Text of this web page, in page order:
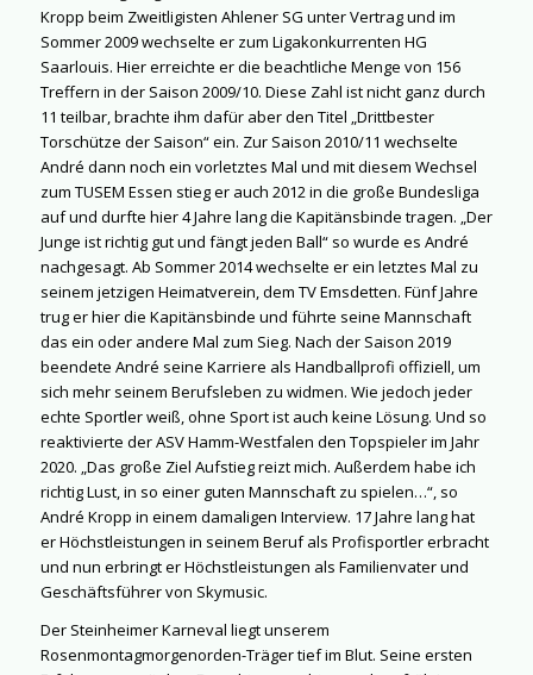
Kropp beim Zweitligisten Ahlener SG unter Vertrag und im
Sommer 2009 wechselte er zum Ligakonkurrenten HG
Saarlouis. Hier erreichte er die beachtliche Menge von 156
Treffern in der Saison 2009/10. Diese Zahl ist nicht ganz durch
11 teilbar, brachte ihm dafür aber den Titel „Drittbester
Torschütze der Saison“ ein. Zur Saison 2010/11 wechselte
André dann noch ein vorletztes Mal und mit diesem Wechsel
zum TUSEM Essen stieg er auch 2012 in die große Bundesliga
auf und durfte hier 4 Jahre lang die Kapitänsbinde tragen. „Der
Junge ist richtig gut und fängt jeden Ball“ so wurde es André
nachgesagt. Ab Sommer 2014 wechselte er ein letztes Mal zu
seinem jetzigen Heimatverein, dem TV Emsdetten. Fünf Jahre
trug er hier die Kapitänsbinde und führte seine Mannschaft
das ein oder andere Mal zum Sieg. Nach der Saison 2019
beendete André seine Karriere als Handballprofi offiziell, um
sich mehr seinem Berufsleben zu widmen. Wie jedoch jeder
echte Sportler weiß, ohne Sport ist auch keine Lösung. Und so
reaktivierte der ASV Hamm-Westfalen den Topspieler im Jahr
2020. „Das große Ziel Aufstieg reizt mich. Außerdem habe ich
richtig Lust, in so einer guten Mannschaft zu spielen…“, so
André Kropp in einem damaligen Interview. 17 Jahre lang hat
er Höchstleistungen in seinem Beruf als Profisportler erbracht
und nun erbringt er Höchstleistungen als Familienvater und
Geschäftsführer von Skymusic.
Der Steinheimer Karneval liegt unserem
Rosenmontagmorgenorden-Träger tief im Blut. Seine ersten